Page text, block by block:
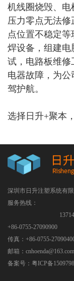
机线圈烧毁、电
压力零点无法
点位置不稳定
焊设备，组建电
试，电路板维修
电器故障，为
驾护航。
选择日升+聚本
深圳市日升注塑系统有
服务热线：
+86-0755-27090900
传真：+86-0755-
邮箱：cnhoenda@163.com
备案号： 粤ICP备